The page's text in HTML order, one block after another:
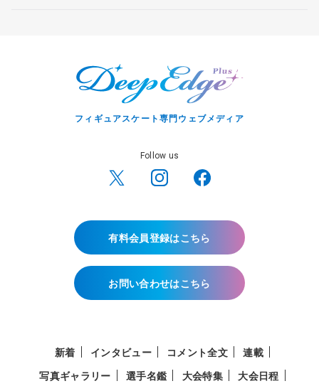
フィギュアスケート専門ウェブメディア
Follow us
有料会員登録はこちら
お問い合わせはこちら
新着 インタビュー コメント全文
連載
写真ギャラリー
選手名鑑 大会特集 大会日程